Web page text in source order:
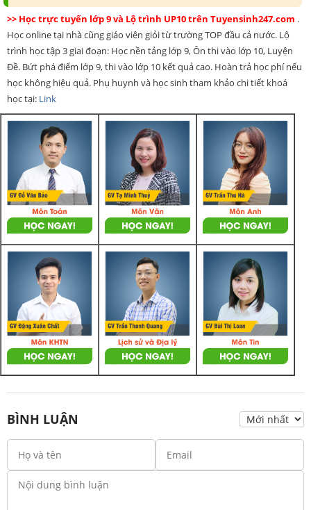
>> Học trực tuyến lớp 9 và Lộ trình UP10 trên Tuyensinh247.com .
Học online tại nhà cũng giáo viên giỏi từ trường TOP đầu cả nước. Lộ
trình học tập 3 giai đoạn: Học nền tảng lớp 9, Ôn thi vào lớp 10, Luyện
Đề. Bứt phá điểm lớp 9, thi vào lớp 10 kết quả cao. Hoàn trả học phí nếu
học không hiệu quả. Phụ huynh và học sinh tham khảo chi tiết khoá
học tại: Link
BÌNH LUẬN